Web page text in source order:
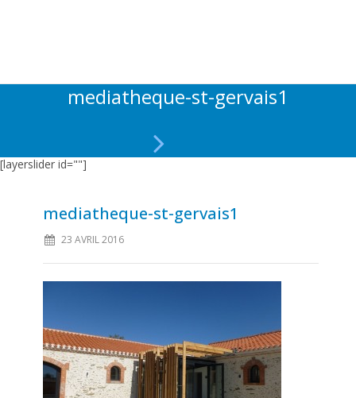
mediatheque-st-gervais1
[layerslider id=""]
mediatheque-st-gervais1
23 AVRIL 2016